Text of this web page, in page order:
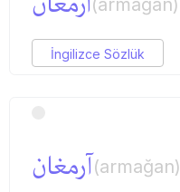
(armağan)
İngilizce Sözlük
آرمغان(armağan)